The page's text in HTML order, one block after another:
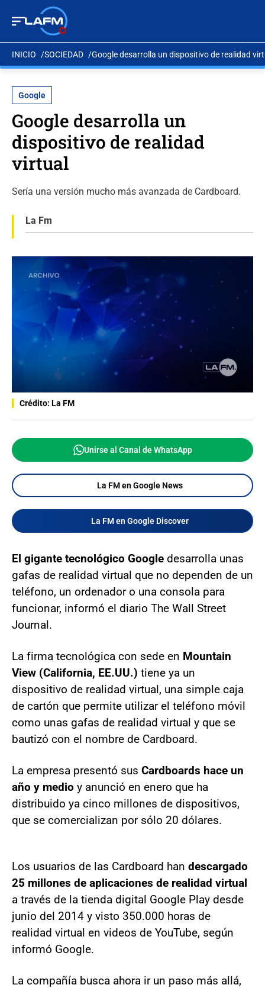
INICIO SOCIEDAD Google desarrolla un dispositivo de realidad
Google
Google desarrolla un
dispositivo de realidad
virtual
Sería una versión mucho más avanzada de Cardboard.
La Fm
Crédito: La FM
Unirse al Canal de WhatsApp
La FM en Google News
La FM en Google Discover
El gigante tecnológico Google desarrolla unas
gafas de realidad virtual que no dependen de un
teléfono, un ordenador o una consola para
funcionar, informó el diario The Wall Street
Journal.
La firma tecnológica con sede en Mountain
View (California, EE.UU.) tiene ya un
dispositivo de realidad virtual, una simple caja
de cartón que permite utilizar el teléfono móvil
como unas gafas de realidad virtual y que se
bautizó con el nombre de Cardboard.
La empresa presentó sus Cardboards hace un
año y medio y anunció en enero que ha
distribuido ya cinco millones de dispositivos,
que se comercializan por sólo 20 dólares.
Los usuarios de las Cardboard han descargado
25 millones de aplicaciones de realidad virtual
a través de la tienda digital Google Play desde
junio del 2014 y visto 350.000 horas de
realidad virtual en videos de YouTube, según
informó Google.
La compañía busca ahora ir un paso más allá,